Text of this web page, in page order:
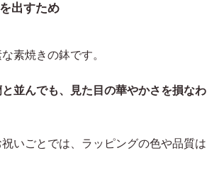
出すため
素焼きの鉢です。
並んでも、見た目の華やかさを損なわ
いごとでは、ラッピングの色や品質は